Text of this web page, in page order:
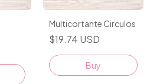
Multicortante Circulos
$19.74 USD
Buy